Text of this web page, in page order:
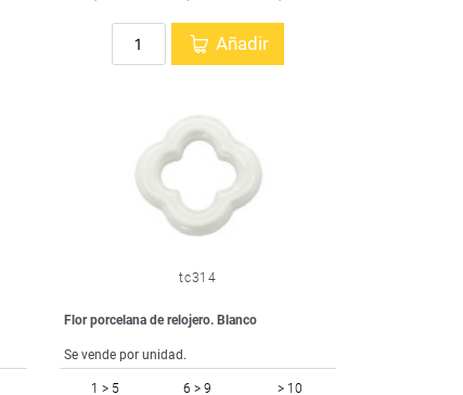
Añadir
tc314
Flor porcelana de relojero. Blanco
Se vende por unidad.
1 > 5 6 > 9 > 10